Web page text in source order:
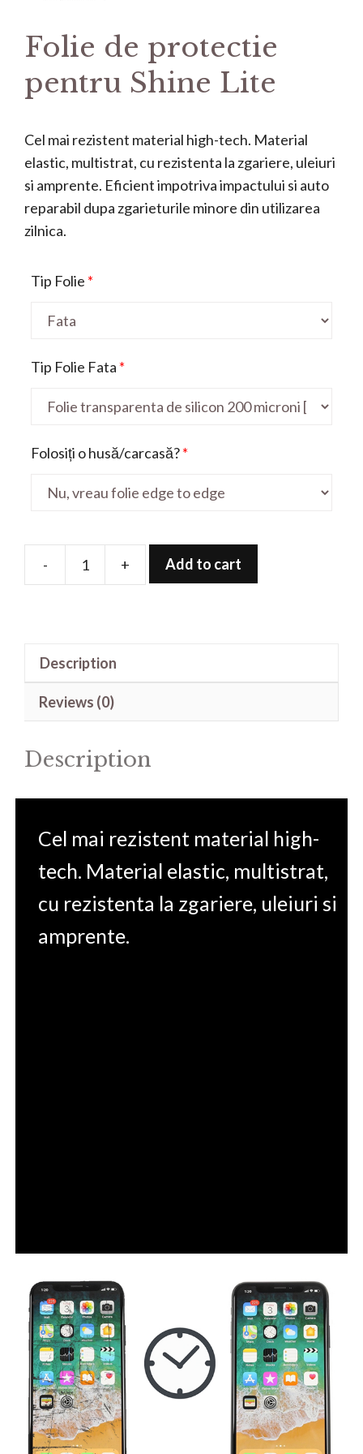
Folie de protectie
pentru Shine Lite
Cel mai rezistent material high-tech. Material
elastic, multistrat, cu rezistenta la zgariere, uleiuri
si amprente. Eficient impotriva impactului si auto
reparabil dupa zgarieturile minore din utilizarea
zilnica.
Tip Folie *
Tip Folie Fata *
Folosiți o husă/carcasă?*
-
Folie
+ Add to cart
Description
Reviews (0)
Description
Cel mai rezistent material high-
tech. Material elastic, multistrat,
cu rezistenta la zgariere, uleiuri si
amprente.